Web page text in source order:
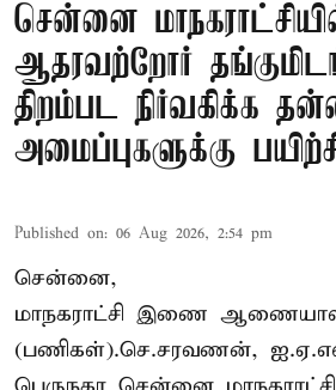
சென்னை
ஆதரவற்றோர்
திறம்பட நிர்வகிக்க
அமைப்புகளுக்கு
Published on: 06 Aug 2026, 2:54 pm
சென்னை,
மாநகராட்சி இணை
(பணிகள்).செ.சரவணன்,